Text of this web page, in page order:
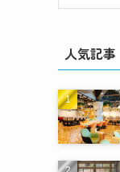
人気記事